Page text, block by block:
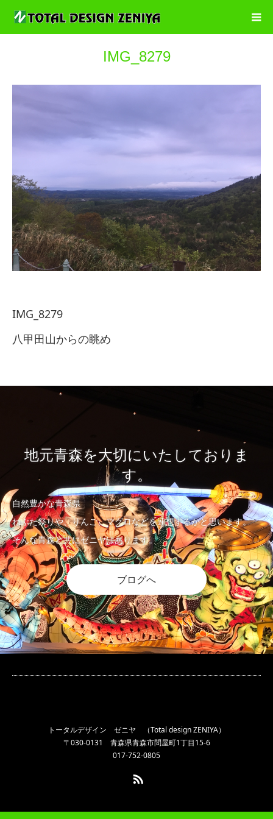
IMG_8279
IMG_8279
八甲田山からの眺め
地元青森を大切にいたしておりま
す。
自然豊かな青森県
ねぶた祭りや、りんご、マグロなどを連想するかと思います。
そんな青森と共にゼニヤはあります。
ブログへ
トータルデザイン ゼニヤ （Total design ZENIYA）
〒030-0131 青森県青森市問屋町1丁目15-6
017-752-0805